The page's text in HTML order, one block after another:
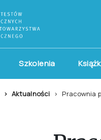
Szkolenia
Aktualności Pracownia